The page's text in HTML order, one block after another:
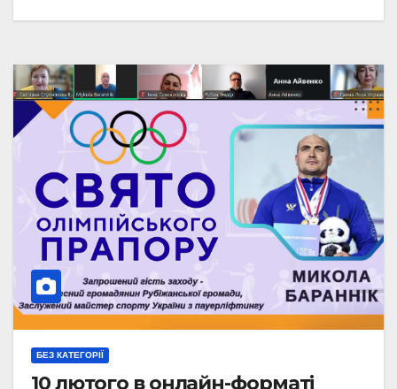
БЕЗ КАТЕГОРІЇ
10 лютого в онлайн-форматі